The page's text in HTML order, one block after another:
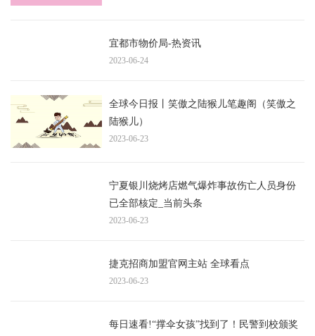
宜都市物价局-热资讯
2023-06-24
全球今日报丨笑傲之陆猴儿笔趣阁（笑傲之
陆猴儿）
2023-06-23
宁夏银川烧烤店燃气爆炸事故伤亡人员身份
已全部核定_当前头条
2023-06-23
捷克招商加盟官网主站 全球看点
2023-06-23
每日速看!“撑伞女孩”找到了！民警到校颁奖